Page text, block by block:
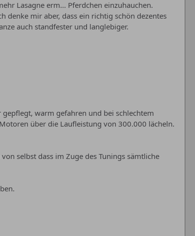
Lasagne erm... Pferdchen einzuhauchen.
denke mir aber, dass ein richtig schön dezentes
auch standfester und langlebiger.
warm gefahren und bei schlechtem
über die Laufleistung von 300.000 lächeln.
selbst dass im Zuge des Tunings sämtliche